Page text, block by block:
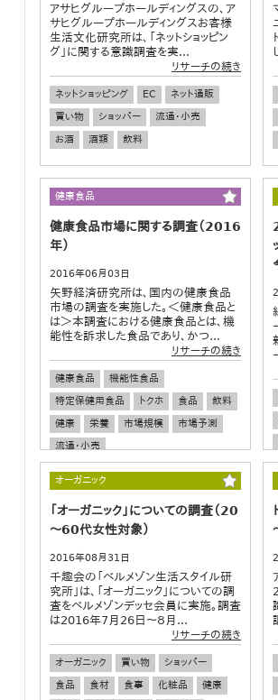
アサヒグループホールディングスの、ア
サヒグループホールディングスお客様
生活文化研究所は、「ネットショッピン
グ」に関する意識調査を実...
リサーチの続き
ネットショッピング EC
ネット通販
買い物
ショッパー
流通・小売
お酒
酒類 飲料
健康食品
健康食品市場に関する調査（2016
年）
2016年06月03日
矢野経済研究所は、国内の健康食品
市場の調査を実施した。＜健康食品と
は＞本調査における健康食品とは、機
能性を訴求した食品であり、かつ...
リサーチの続き
健康食品
機能性食品
特定保健用食品
トクホ 食品
飲料
健康
栄養 市場規模
市場予測
流通・小売
オーガニック
「オーガニック」についての調査（20
～60代女性対象）
2016年08月31日
千趣会の「ベルメゾン生活スタイル研
究所」は、「オーガニック」についての調
査をベルメゾンデッセ会員に実施。調査
は2016年7月26日～８月...
リサーチの続き
オーガニック 買い物
ショッパー
食品
食材 食事 化粧品
健康